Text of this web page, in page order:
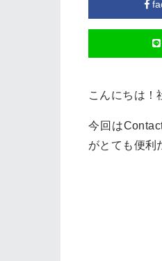
こんにちは！
今回は
がとても便利